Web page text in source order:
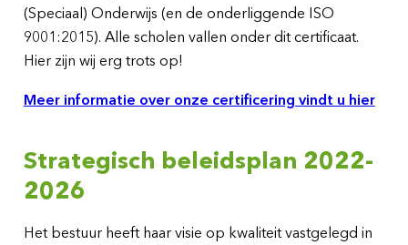
(Speciaal) Onderwijs (en de onderliggende ISO
9001:2015). Alle scholen vallen onder dit certificaat.
Hier zijn wij erg trots op!
Meer informatie over onze certificering vindt u hier
Strategisch beleidsplan 2022-
2026
Het bestuur heeft haar visie op kwaliteit vastgelegd in